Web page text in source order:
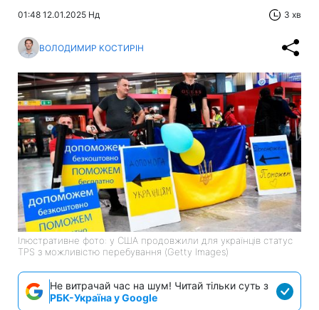
01:48 12.01.2025 Нд 3 хв
ВОЛОДИМИР КОСТИРІН
Ілюстративне фото: у США продовжили для українців статус
TPS з можливістю перебування (Getty Images)
Не витрачай час на шум! Читай тільки суть з
РБК-Україна у Google